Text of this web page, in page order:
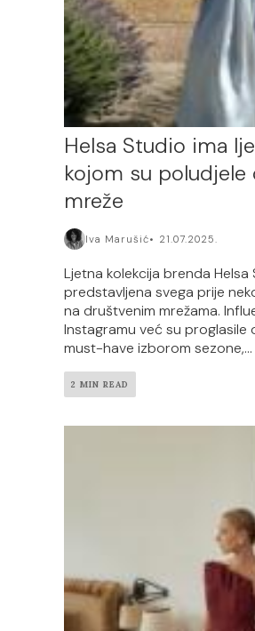
Helsa Studio ima
kojom su poludjele
mreže
Iva Marušić 21.07.2025.
Ljetna kolekcija brenda Helsa
predstavljena svega prije
na društvenim mrežama.
Instagramu već su proglasile
must-have izborom sezone,...
2 MIN READ